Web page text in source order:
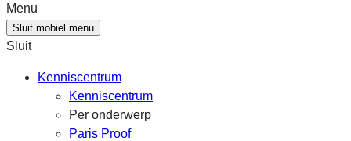
Menu
Sluit mobiel menu
Sluit
Kenniscentrum
Kenniscentrum
Per onderwerp
Paris Proof